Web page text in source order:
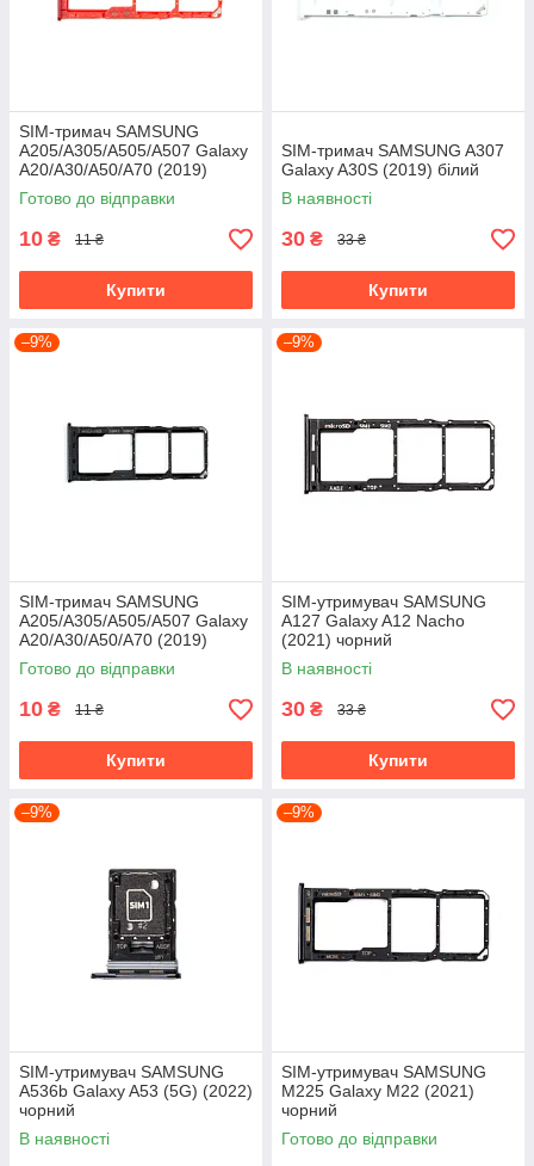
SIM-тримач SAMSUNG
A205/A305/A505/A507 Galaxy
A20/A30/A50/A70 (2019)
червоний
Готово до відправки
10 ₴ 11 ₴
Купити
SIM-тримач SAMSUNG A307
Galaxy A30S (2019) білий
В наявності
30 ₴ 33 ₴
Купити
–9%
SIM-тримач SAMSUNG
A205/A305/A505/A507 Galaxy
A20/A30/A50/A70 (2019)
чорний
Готово до відправки
10 ₴ 11 ₴
Купити
–9%
SIM-утримувач SAMSUNG
A127 Galaxy A12 Nacho
(2021) чорний
В наявності
30 ₴ 33 ₴
Купити
–9%
SIM-утримувач SAMSUNG
A536b Galaxy A53 (5G) (2022)
чорний
В наявності
–9%
SIM-утримувач SAMSUNG
M225 Galaxy M22 (2021)
чорний
Готово до відправки